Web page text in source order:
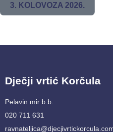
3. KOLOVOZA 2026.
Dječji vrtić Korčula
Pelavin mir b.b.
020 711 631